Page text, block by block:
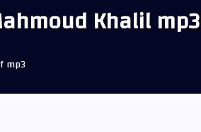
Khalil mp3
mp3